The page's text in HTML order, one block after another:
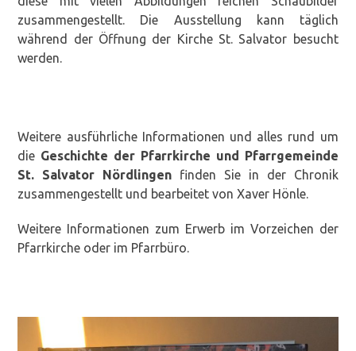
zusammengestellt. Die Ausstellung kann täglich
während der Öffnung der Kirche St. Salvator besucht
werden.
Weitere ausführliche Informationen und alles rund um
die Geschichte der Pfarrkirche und Pfarrgemeinde
St. Salvator Nördlingen finden Sie in der Chronik
zusammengestellt und bearbeitet von Xaver Hönle.
Weitere Informationen zum Erwerb im Vorzeichen der
Pfarrkirche oder im Pfarrbüro.